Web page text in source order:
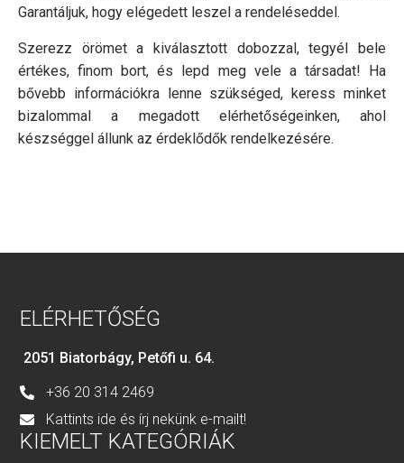
Garantáljuk, hogy elégedett leszel a rendeléseddel.
Szerezz örömet a kiválasztott dobozzal, tegyél bele
értékes, finom bort, és lepd meg vele a társadat! Ha
bővebb információkra lenne szükséged, keress minket
bizalommal a megadott elérhetőségeinken, ahol
készséggel állunk az érdeklődők rendelkezésére.
ELÉRHETŐSÉG
2051 Biatorbágy, Petőfi u. 64.
+36 20 314 2469
Kattints ide és írj nekünk e-mailt!
KIEMELT KATEGÓRIÁK